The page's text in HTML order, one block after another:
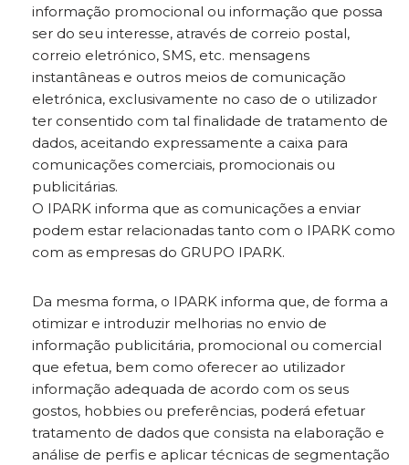
informação promocional ou informação que possa
ser do seu interesse, através de correio postal,
correio eletrónico, SMS, etc. mensagens
instantâneas e outros meios de comunicação
eletrónica, exclusivamente no caso de o utilizador
ter consentido com tal finalidade de tratamento de
dados, aceitando expressamente a caixa para
comunicações comerciais, promocionais ou
publicitárias.
O IPARK informa que as comunicações a enviar
podem estar relacionadas tanto com o IPARK como
com as empresas do GRUPO IPARK.
Da mesma forma, o IPARK informa que, de forma a
otimizar e introduzir melhorias no envio de
informação publicitária, promocional ou comercial
que efetua, bem como oferecer ao utilizador
informação adequada de acordo com os seus
gostos, hobbies ou preferências, poderá efetuar
tratamento de dados que consista na elaboração e
análise de perfis e aplicar técnicas de segmentação